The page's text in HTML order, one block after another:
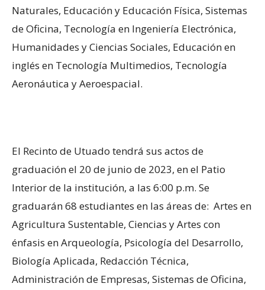
Naturales, Educación y Educación Física, Sistemas
de Oficina, Tecnología en Ingeniería Electrónica,
Humanidades y Ciencias Sociales, Educación en
inglés en Tecnología Multimedios, Tecnología
Aeronáutica y Aeroespacial.
El Recinto de Utuado tendrá sus actos de
graduación el 20 de junio de 2023, en el Patio
Interior de la institución, a las 6:00 p.m. Se
graduarán 68 estudiantes en las áreas de: Artes en
Agricultura Sustentable, Ciencias y Artes con
énfasis en Arqueología, Psicología del Desarrollo,
Biología Aplicada, Redacción Técnica,
Administración de Empresas, Sistemas de Oficina,